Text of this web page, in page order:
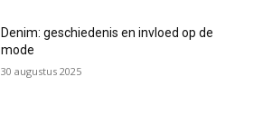
Denim: geschiedenis en invloed op de
mode
30 augustus 2025